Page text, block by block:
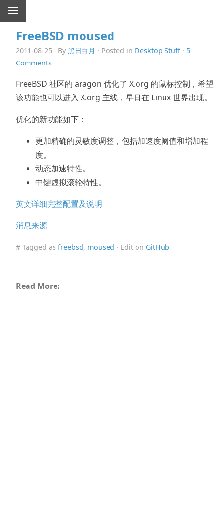
FreeBSD moused
2011-08-25 · By 黑日白月 · Posted in Desktop Stuff· 5
Comments
FreeBSD 社区的 aragon 优化了 X.org 的鼠标控制，希望
该功能也可以进入 X.org 主线，早日在 Linux 世界出现。
优化的新功能如下：
更加精确的灵敏度调整，包括加速度阈值和增加程
度。
动态加速特性。
中键虚拟滚轮特性。
英文详细完整配置及说明
消息来源
# Tagged as freebsd, moused · Edit on GitHub
Read More: